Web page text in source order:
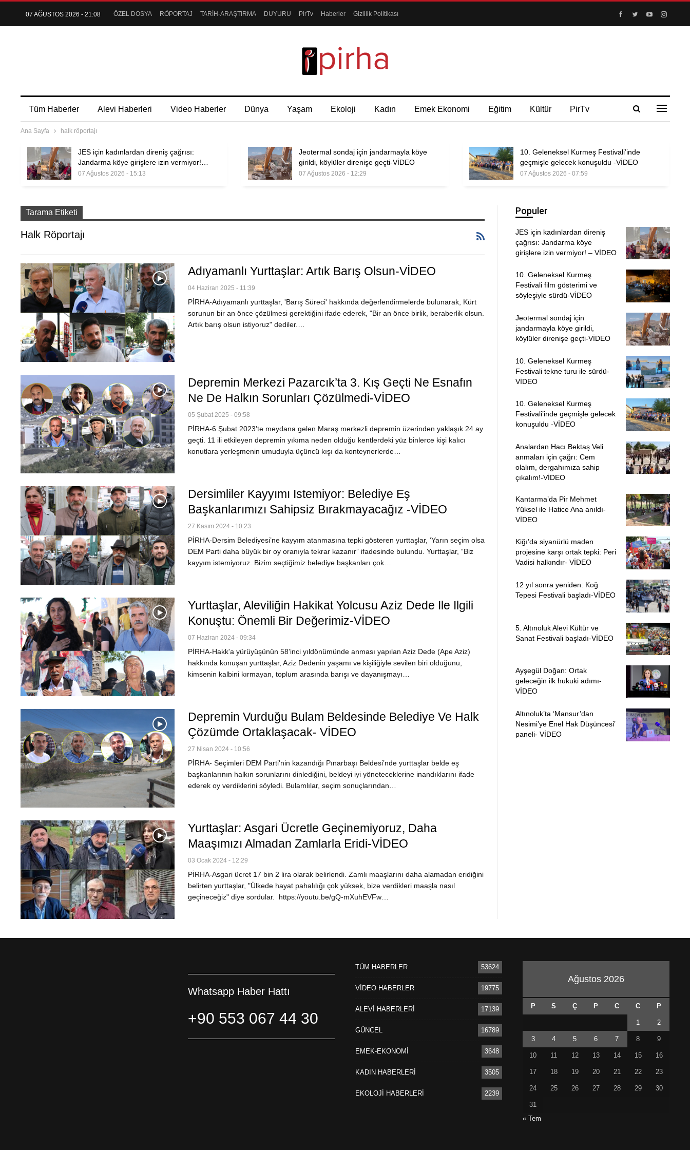
07 AĞUSTOS 2026 - 21:08 ÖZEL DOSYA RÖPORTAJ TARİH-ARAŞTIRMA DUYURU PirTv Haberler Gizlilik Politikası
Tüm Haberler Alevi Haberleri Video Haberler Dünya Yaşam Ekoloji Kadın Emek Ekonomi Eğitim Kültür PirTv
Ana Sayfa halk röportajı
JES için kadınlardan direniş çağrısı:
Jandarma köye girişlere izin vermiyor!…
07 Ağustos 2026 - 15:13
Jeotermal sondaj için jandarmayla köye
girildi, köylüler direnişe geçti-VİDEO
07 Ağustos 2026 - 12:29
10. Geleneksel Kurmeş Festivali’inde
geçmişle gelecek konuşuldu -VİDEO
07 Ağustos 2026 - 07:59
Tarama Etiketi
Halk Röportajı
Adıyamanlı Yurttaşlar: Artık Barış Olsun-VİDEO
04 Haziran 2025 - 11:39
PİRHA-Adıyamanlı yurttaşlar, 'Barış Süreci' hakkında değerlendirmelerde bulunarak, Kürt
sorunun bir an önce çözülmesi gerektiğini ifade ederek, "Bir an önce birlik, beraberlik olsun.
Artık barış olsun istiyoruz" dediler.…
Depremin Merkezi Pazarcık’ta 3. Kış Geçti Ne Esnafın
Ne De Halkın Sorunları Çözülmedi-VİDEO
05 Şubat 2025 - 09:58
PİRHA-6 Şubat 2023’te meydana gelen Maraş merkezli depremin üzerinden yaklaşık 24 ay
geçti. 11 ili etkileyen depremin yıkıma neden olduğu kentlerdeki yüz binlerce kişi kalıcı
konutlara yerleşmenin umuduyla üçüncü kışı da konteynerlerde…
Dersimliler Kayyımı Istemiyor: Belediye Eş
Başkanlarımızı Sahipsiz Bırakmayacağız -VİDEO
27 Kasım 2024 - 10:23
PİRHA-Dersim Belediyesi’ne kayyım atanmasına tepki gösteren yurttaşlar, ‘Yarın seçim olsa
DEM Parti daha büyük bir oy oranıyla tekrar kazanır” ifadesinde bulundu. Yurttaşlar, “Biz
kayyım istemiyoruz. Bizim seçtiğimiz belediye başkanları çok…
Yurttaşlar, Aleviliğin Hakikat Yolcusu Aziz Dede Ile Ilgili
Konuştu: Önemli Bir Değerimiz-VİDEO
07 Haziran 2024 - 09:34
PİRHA-Hakk'a yürüyüşünün 58’inci yıldönümünde anması yapılan Aziz Dede (Ape Aziz)
hakkında konuşan yurttaşlar, Aziz Dedenin yaşamı ve kişiliğiyle sevilen biri olduğunu,
kimsenin kalbini kırmayan, toplum arasında barışı ve dayanışmayı…
Depremin Vurduğu Bulam Beldesinde Belediye Ve Halk
Çözümde Ortaklaşacak- VİDEO
27 Nisan 2024 - 10:56
PİRHA- Seçimleri DEM Parti'nin kazandığı Pınarbaşı Beldesi’nde yurttaşlar belde eş
başkanlarının halkın sorunlarını dinlediğini, beldeyi iyi yöneteceklerine inandıklarını ifade
ederek oy verdiklerini söyledi. Bulamlılar, seçim sonuçlarından…
Yurttaşlar: Asgari Ücretle Geçinemiyoruz, Daha
Maaşımızı Almadan Zamlarla Eridi-VİDEO
03 Ocak 2024 - 12:29
PİRHA-Asgari ücret 17 bin 2 lira olarak belirlendi. Zamlı maaşlarını daha alamadan eridiğini
belirten yurttaşlar, "Ülkede hayat pahalılığı çok yüksek, bize verdikleri maaşla nasıl
geçineceğiz" diye sordular. https://youtu.be/gQ-mXuhEVFw…
Populer
JES için kadınlardan direniş
çağrısı: Jandarma köye
girişlere izin vermiyor! – VİDEO
10. Geleneksel Kurmeş
Festivali film gösterimi ve
söyleşiyle sürdü-VİDEO
Jeotermal sondaj için
jandarmayla köye girildi,
köylüler direnişe geçti-VİDEO
10. Geleneksel Kurmeş
Festivali tekne turu ile sürdü-
VİDEO
10. Geleneksel Kurmeş
Festivali’inde geçmişle gelecek
konuşuldu -VİDEO
Analardan Hacı Bektaş Veli
anmaları için çağrı: Cem
olalım, dergahımıza sahip
çıkalım!-VİDEO
Kantarma’da Pir Mehmet
Yüksel ile Hatice Ana anıldı-
VİDEO
Kiğı’da siyanürlü maden
projesine karşı ortak tepki: Peri
Vadisi halkındır- VİDEO
12 yıl sonra yeniden: Koğ
Tepesi Festivali başladı-VİDEO
5. Altınoluk Alevi Kültür ve
Sanat Festivali başladı-VİDEO
Ayşegül Doğan: Ortak
geleceğin ilk hukuki adımı-
VİDEO
Altınoluk’ta ‘Mansur’dan
Nesimi’ye Enel Hak Düşüncesi’
paneli- VİDEO
Whatsapp Haber Hattı
+90 553 067 44 30
TÜM HABERLER 53624
VİDEO HABERLER 19775
ALEVİ HABERLERİ 17139
GÜNCEL 16789
EMEK-EKONOMİ 3648
KADIN HABERLERİ 3505
EKOLOJİ HABERLERİ 2239
Ağustos 2026
P S Ç P C C P
1 2
3 4 5 6 7 8 9
10 11 12 13 14 15 16
17 18 19 20 21 22 23
24 25 26 27 28 29 30
31
« Tem